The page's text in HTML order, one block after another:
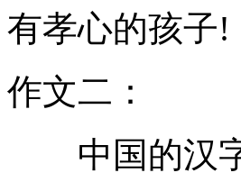
有孝心的孩子!
作文二：
中国的汉字